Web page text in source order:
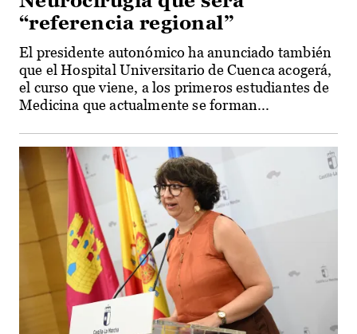
“referencia regional”
El presidente autonómico ha anunciado también
que el Hospital Universitario de Cuenca acogerá,
el curso que viene, a los primeros estudiantes de
Medicina que actualmente se forman...